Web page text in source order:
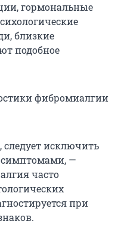
гормональные
близкие
подобное
фибромиалгии
следует исключить
симптомами, —
часто
при